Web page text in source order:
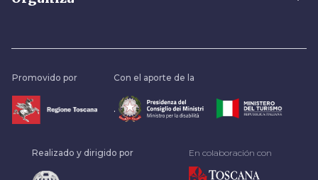
Promovido por Con el aporte de la
.
Realizado y dirigido por En colaboración con